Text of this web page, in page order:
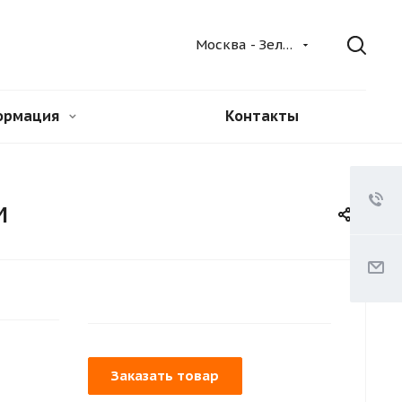
Москва - Зеленый
Контакты
Заказать товар